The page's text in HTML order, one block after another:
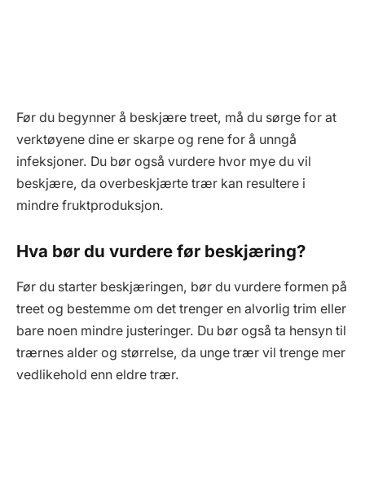
Før du begynner å beskjære treet, må du sørge for at
verktøyene dine er skarpe og rene for å unngå
infeksjoner. Du bør også vurdere hvor mye du vil
beskjære, da overbeskjærte trær kan resultere i
mindre fruktproduksjon.
Hva bør du vurdere før beskjæring?
Før du starter beskjæringen, bør du vurdere formen på
treet og bestemme om det trenger en alvorlig trim eller
bare noen mindre justeringer. Du bør også ta hensyn til
trærnes alder og størrelse, da unge trær vil trenge mer
vedlikehold enn eldre trær.